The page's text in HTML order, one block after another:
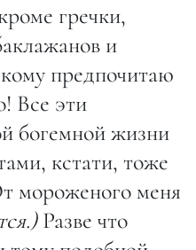
гречки,
и
предпочитаю
Все эти
богемной жизни
кстати, тоже
мороженого меня
Разве что